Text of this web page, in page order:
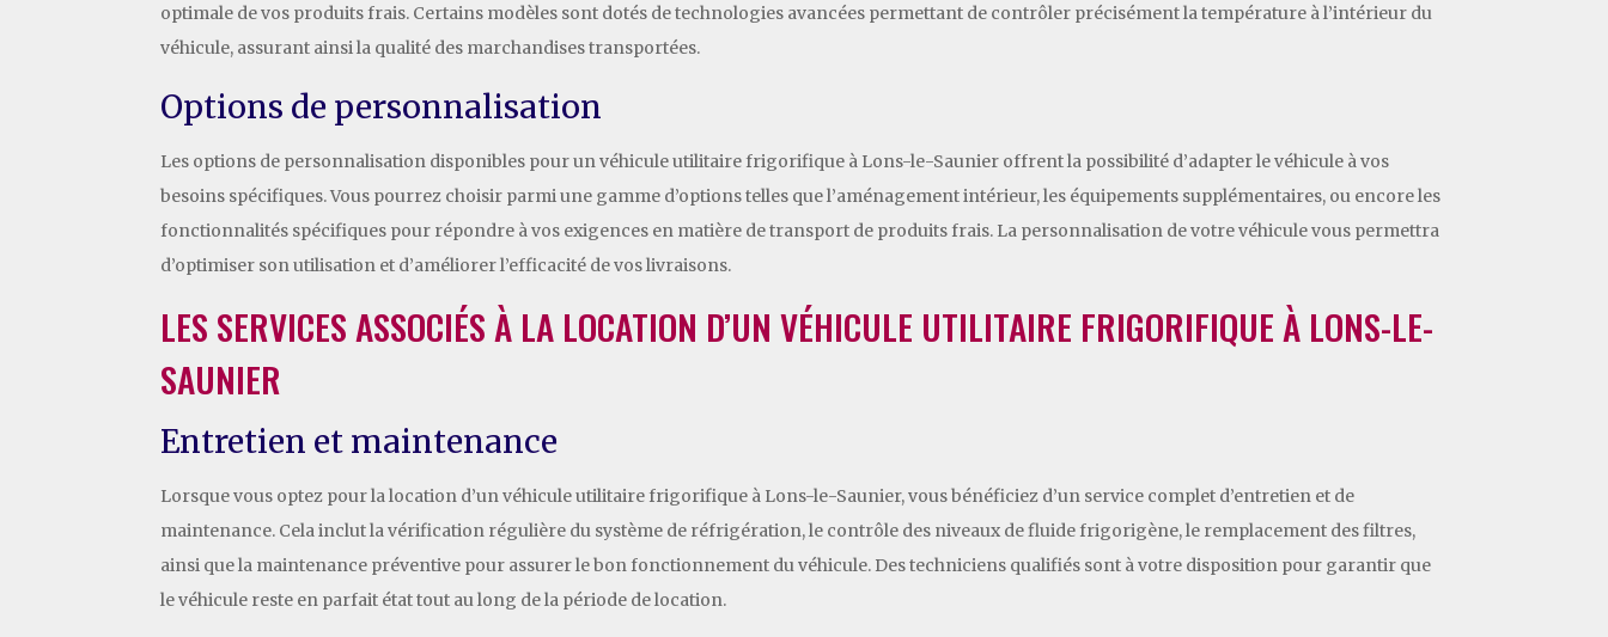
optimale de vos produits frais. Certains modèles sont dotés de technologies avancées permettant de contrôler précisément la température à l’intérieur du
véhicule, assurant ainsi la qualité des marchandises transportées.
Options de personnalisation
Les options de personnalisation disponibles pour un véhicule utilitaire frigorifique à Lons-le-Saunier offrent la possibilité d’adapter le véhicule à vos
besoins spécifiques. Vous pourrez choisir parmi une gamme d’options telles que l’aménagement intérieur, les équipements supplémentaires, ou encore les
fonctionnalités spécifiques pour répondre à vos exigences en matière de transport de produits frais. La personnalisation de votre véhicule vous permettra
d’optimiser son utilisation et d’améliorer l’efficacité de vos livraisons.
LES SERVICES ASSOCIÉS À LA LOCATION D’UN VÉHICULE UTILITAIRE FRIGORIFIQUE À LONS-LE-
SAUNIER
Entretien et maintenance
Lorsque vous optez pour la location d’un véhicule utilitaire frigorifique à Lons-le-Saunier, vous bénéficiez d’un service complet d’entretien et de
maintenance. Cela inclut la vérification régulière du système de réfrigération, le contrôle des niveaux de fluide frigorigène, le remplacement des filtres,
ainsi que la maintenance préventive pour assurer le bon fonctionnement du véhicule. Des techniciens qualifiés sont à votre disposition pour garantir que
le véhicule reste en parfait état tout au long de la période de location.